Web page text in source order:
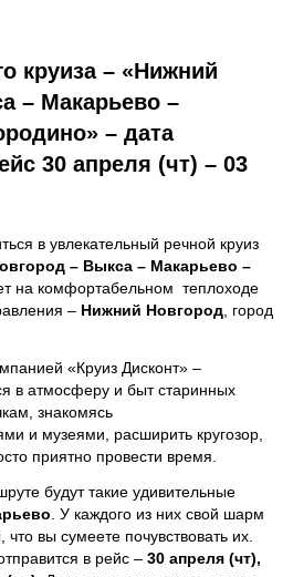
круиза – «Нижний
– Макарьево –
– дата
30 апреля (чт) – 03
в увлекательный речной круиз
– Выкса – Макарьево –
на комфортабельном теплоходе
– Нижний Новгород , город
«Круиз Дисконт» –
в атмосферу и быт старинных
знакомясь
и музеями, расширить кругозор,
приятно провести время.
будут такие удивительные
. У каждого из них свой шарм
вы сумеете почувствовать их.
в рейс – 30 апреля (чт),